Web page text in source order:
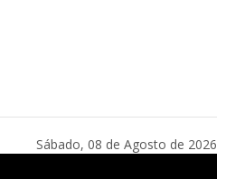
Sábado, 08 de Agosto de 2026